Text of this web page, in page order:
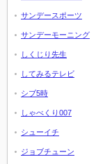
サンデースポーツ
サンデーモーニング
しくじり先生
してみるテレビ
シブ5時
しゃべくり007
シューイチ
ジョブチューン